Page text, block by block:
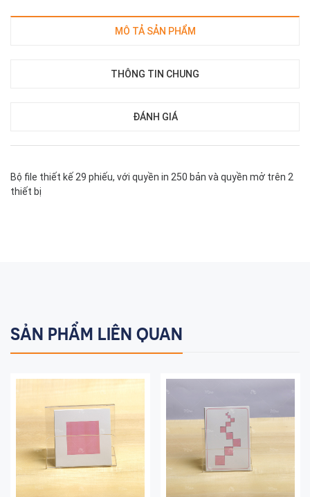
MÔ TẢ SẢN PHẨM
THÔNG TIN CHUNG
ĐÁNH GIÁ
Bộ file thiết kế 29 phiếu, với quyền in 250 bản và quyền mở trên 2
thiết bị
SẢN PHẨM LIÊN QUAN